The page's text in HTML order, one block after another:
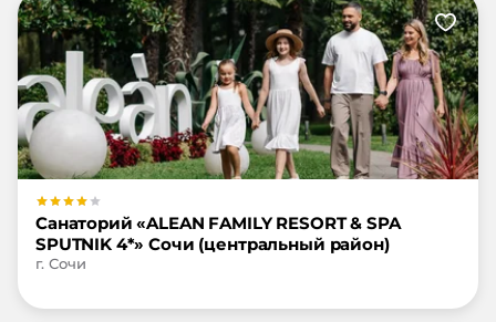
Санаторий «ALEAN FAMILY RESORT & SPA
SPUTNIK 4*» Сочи (центральный район)
г. Сочи